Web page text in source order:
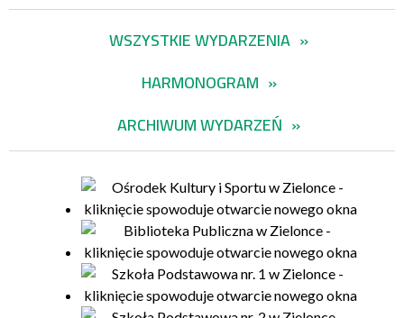
zakresie
WSZYSTKIE WYDARZENIA
HARMONOGRAM
ARCHIWUM WYDARZEŃ